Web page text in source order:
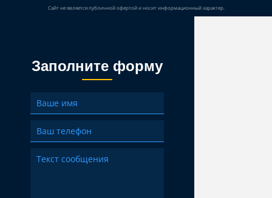
Сайт не является публичной офертой и носит информационный характер.
Заполните форму